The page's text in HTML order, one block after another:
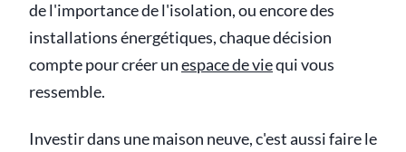
de l'importance de l'isolation, ou encore des
installations énergétiques, chaque décision
compte pour créer unespace de viequi vous
ressemble.
Investir dans une maison neuve, c'est aussi faire le